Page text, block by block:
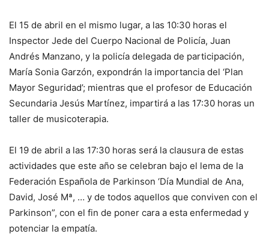
El 15 de abril en el mismo lugar, a las 10:30 horas el
Inspector Jede del Cuerpo Nacional de Policía, Juan
Andrés Manzano, y la policía delegada de participación,
María Sonia Garzón, expondrán la importancia del ‘Plan
Mayor Seguridad’; mientras que el profesor de Educación
Secundaria Jesús Martínez, impartirá a las 17:30 horas un
taller de musicoterapia.
El 19 de abril a las 17:30 horas será la clausura de estas
actividades que este año se celebran bajo el lema de la
Federación Española de Parkinson ‘Día Mundial de Ana,
David, José Mª, … y de todos aquellos que conviven con el
Parkinson”, con el fin de poner cara a esta enfermedad y
potenciar la empatía.